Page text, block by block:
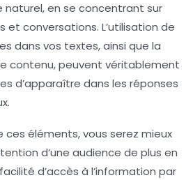
en se concentrant sur
et conversations. L’utilisation de
dans vos textes, ainsi que la
contenu, peuvent véritablement
d’apparaître dans les réponses
éléments, vous serez mieux
d’une audience de plus en
d’accès à l’information par